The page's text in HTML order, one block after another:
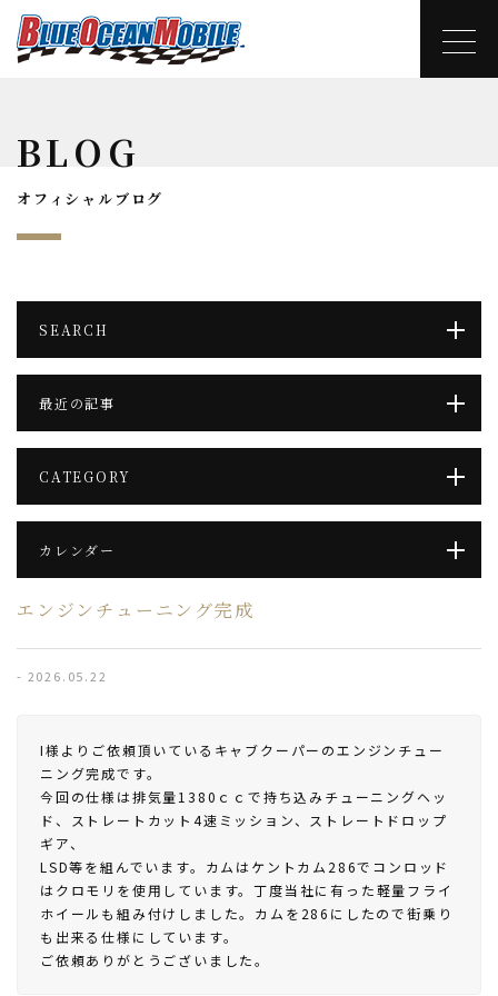
BLOG
オフィシャルブログ
SEARCH
最近の記事
CATEGORY
カレンダー
エンジンチューニング完成
- 2026.05.22
I様よりご依頼頂いているキャブクーパーのエンジンチュー
ニング完成です。
今回の仕様は排気量1380ｃｃで持ち込みチューニングヘッ
ド、ストレートカット4速ミッション、ストレートドロップ
ギア、
LSD等を組んでいます。カムはケントカム286でコンロッド
はクロモリを使用しています。丁度当社に有った軽量フライ
ホイールも組み付けしました。カムを286にしたので街乗り
も出来る仕様にしています。
ご依頼ありがとうございました。